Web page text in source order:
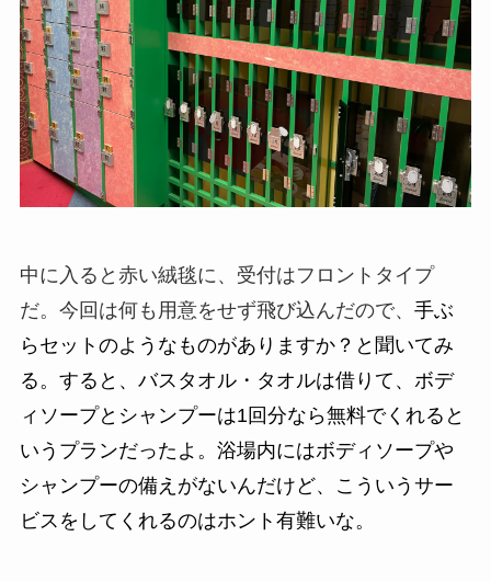
中に入ると赤い絨毯に、受付はフロントタイプ
だ。今回は何も用意をせず飛び込んだので、 手ぶ
らセットのようなものがありますか？と聞いてみ
る。すると、バスタオル・タオルは借りて、 ボデ
ィソープとシャンプーは1回分なら無料でくれると
いうプランだったよ。浴場内にはボディソープや
シャンプーの備えがないんだけど、こういうサー
ビスをしてくれるのはホント有難いな。